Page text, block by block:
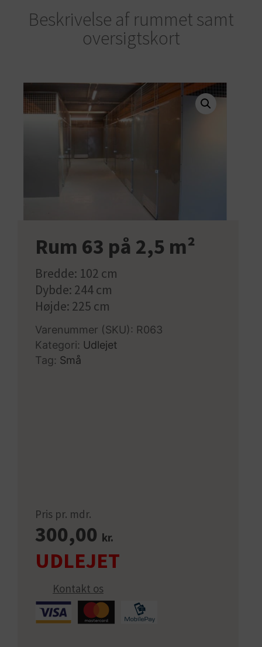
Beskrivelse af rummet samt
oversigtskort
Rum 63 på 2,5 m²
Bredde: 102 cm
Dybde: 244 cm
Højde: 225 cm
Varenummer (SKU): R063
Kategori: Udlejet
Tag: Små
Pris pr. mdr.
300,00 kr.
Kontakt os